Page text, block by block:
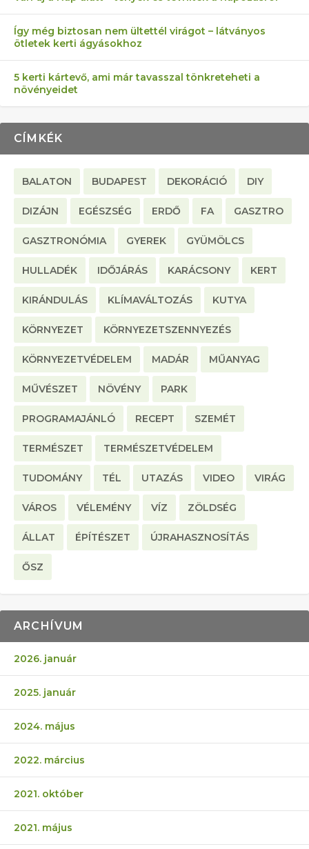
Így még biztosan nem ültettél virágot – látványos
ötletek kerti ágyásokhoz
5 kerti kártevő, ami már tavasszal tönkreteheti a
növényeidet
CÍMKÉK
BALATON BUDAPEST DEKORÁCIÓ DIY
DIZÁJN EGÉSZSÉG ERDŐ FA GASZTRO
GASZTRONÓMIA GYEREK GYÜMÖLCS
HULLADÉK IDŐJÁRÁS KARÁCSONY KERT
KIRÁNDULÁS KLÍMAVÁLTOZÁS KUTYA
KÖRNYEZET KÖRNYEZETSZENNYEZÉS
KÖRNYEZETVÉDELEM MADÁR MŰANYAG
MŰVÉSZET NÖVÉNY PARK
PROGRAMAJÁNLÓ RECEPT SZEMÉT
TERMÉSZET TERMÉSZETVÉDELEM
TUDOMÁNY TÉL UTAZÁS VIDEO VIRÁG
VÁROS VÉLEMÉNY VÍZ ZÖLDSÉG
ÁLLAT ÉPÍTÉSZET ÚJRAHASZNOSÍTÁS
ŐSZ
ARCHÍVUM
2026. január
2025. január
2024. május
2022. március
2021. október
2021. május